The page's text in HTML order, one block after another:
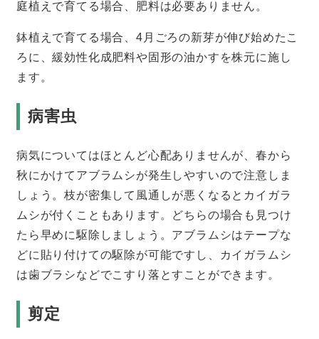
庭植えで育てる場合、肥料は必要ありません。
鉢植えで育てる場合、4月ごろの新芽が伸び始めたこ
ろに、緩効性化成肥料や固形の油かすを株元に施し
ます。
病害虫
病気についてはほとんど心配ありませんが、春から
秋にかけてアブラムシが発生しやすいので注意しま
しょう。枝が密集して風通しが悪くなるとカイガラ
ムシが付くこともあります。どちらの場合も見つけ
たら早めに駆除しましょう。アブラムシはテープな
どに貼り付けての駆除が可能ですし、カイガラムシ
は歯ブラシなどでこすり落とすことができます。
剪定